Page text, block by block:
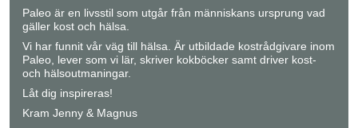
Paleo är en livsstil som utgår från människans ursprung vad
gäller kost och hälsa.
Vi har funnit vår väg till hälsa. Är utbildade kostrådgivare inom
Paleo, lever som vi lär, skriver kokböcker samt driver kost-
och hälsoutmaningar.
Låt dig inspireras!
Kram Jenny & Magnus